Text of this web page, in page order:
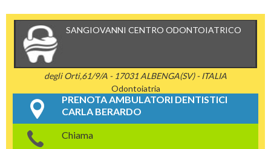
SANGIOVANNI CENTRO ODONTOIATRICO
degli Orti,61/9/A - 17031 ALBENGA(SV) - ITALIA
Odontoiatria
PRENOTA AMBULATORI DENTISTICI
CARLA BERARDO
Chiama